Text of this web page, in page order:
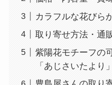
カラフルな花びら
取り寄せ方法・通
紫陽花モチーフの
「あじさいたより」